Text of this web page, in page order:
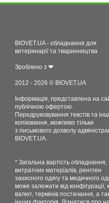
BIOVET.UA - обладнання для
ветеринарії та тваринництва
Зроблено з ❤
2012 - 2026 © BIOVET.UA
Інформація, представлена на
публічною офертою.
Передруковування текстів та
копіювання, можливо тільки
з письмового дозволу
BIOVET.UA.
* Загальна вартість обладнання,
витратних матеріалів, рентген
захисного одягу та медичного
може залежати від конфігурації,
валют, термінів постачання, а